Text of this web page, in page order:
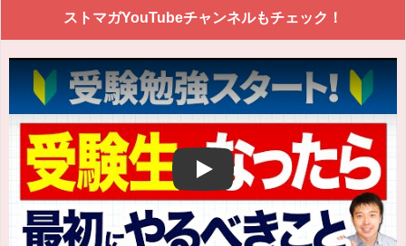
ストマガYouTubeチャンネルもチェック！
Play